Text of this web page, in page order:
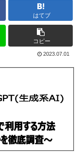
はてブ
コピー
2023.07.01